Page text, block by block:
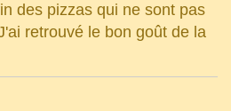
des pizzas qui ne sont pas
retrouvé le bon goût de la